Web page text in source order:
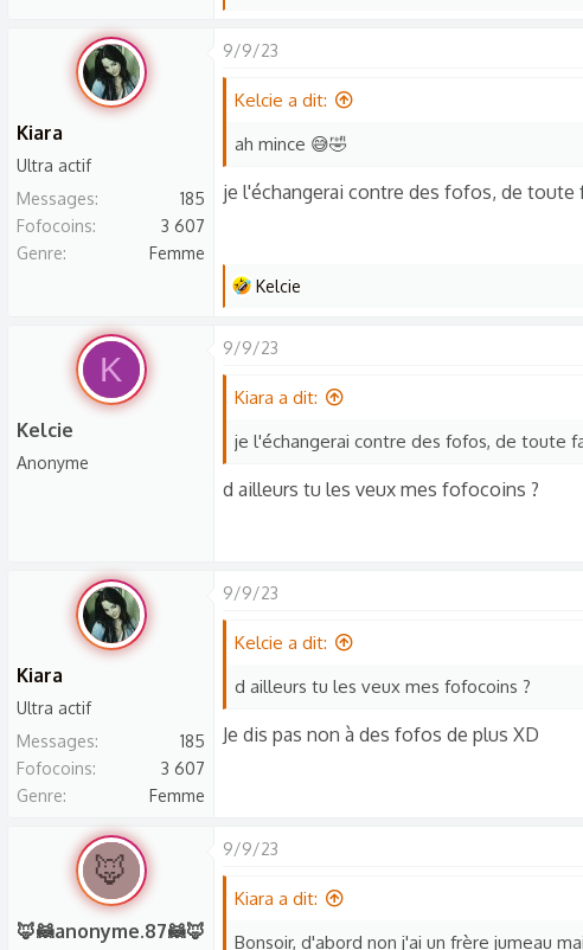
s
é
c
t
i
s
Kiara
Ultra actif
Messages
185
Fofocoins
3 607
Genre
Femme
9/9/23
Kelcie a dit:
ah mince 😅🤣
je l'échangerai contre des fofos, de toute
L
s
é
c
i
s
Kelcie
K
Kelcie
Anonyme
9/9/23
Kiara a dit:
je l'échangerai contre des fofos, de toute
d ailleurs tu les veux mes fofocoins ?
Kiara
Ultra actif
Messages
185
Fofocoins
3 607
Genre
Femme
9/9/23
Kelcie a dit:
d ailleurs tu les veux mes fofocoins ?
Je dis pas non à des fofos de plus XD
🦊
🦊🦝anonyme.87🦝🦊
9/9/23
Kiara a dit:
Bonsoir, d'abord non j'ai un frère jumeau